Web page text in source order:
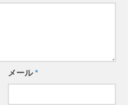
メール*